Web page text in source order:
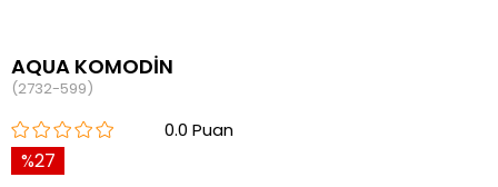
AQUA KOMODİN
(2732-599)
0.0
27